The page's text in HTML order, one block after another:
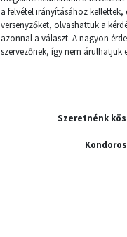
a felvétel irányításához
versenyzőket, olvashattuk a
azonnal a választ. A nagyon
szervezőnek, így nem árulhatjuk
Szeretnénk